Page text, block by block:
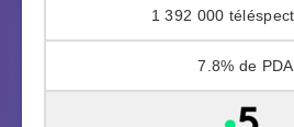
1 392 000
7.8%